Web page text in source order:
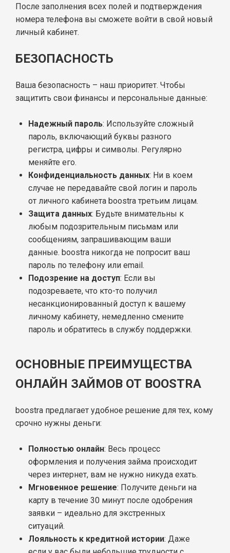
После заполнения всех полей и подтверждения
номера телефона вы сможете войти в свой новый
личный кабинет.
БЕЗОПАСНОСТЬ
Ваша безопасность – наш приоритет. Чтобы
защитить свои финансы и персональные данные:
Надежный пароль: Используйте сложный
пароль, включающий буквы разного
регистра, цифры и символы. Регулярно
меняйте его.
Конфиденциальность данных: Ни в коем
случае не передавайте свой логин и пароль
от личного кабинета boostra третьим лицам.
Защита данных: Будьте внимательны к
любым подозрительным письмам или
сообщениям, запрашивающим ваши
данные. boostra никогда не попросит ваш
пароль по телефону или email.
Подозрение на доступ: Если вы
подозреваете, что кто-то получил
несанкционированный доступ к вашему
личному кабинету, немедленно смените
пароль и обратитесь в службу поддержки.
ОСНОВНЫЕ ПРЕИМУЩЕСТВА
ОНЛАЙН ЗАЙМОВ ОТ BOOSTRA
boostra предлагает удобное решение для тех, кому
срочно нужны деньги:
Полностью онлайн: Весь процесс
оформления и получения займа происходит
через интернет, вам не нужно никуда ехать.
Мгновенное решение: Получите деньги на
карту в течение 30 минут после одобрения
заявки – идеально для экстренных
ситуаций.
Лояльность к кредитной истории: Даже